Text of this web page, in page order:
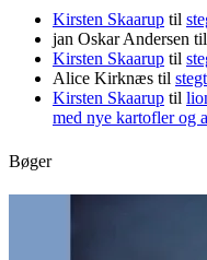
Kirsten Skaarup til
jan Oskar Andersen til
Kirsten Skaarup til
Alice Kirknæs til
Kirsten Skaarup til
med nye kartofler og
Bøger